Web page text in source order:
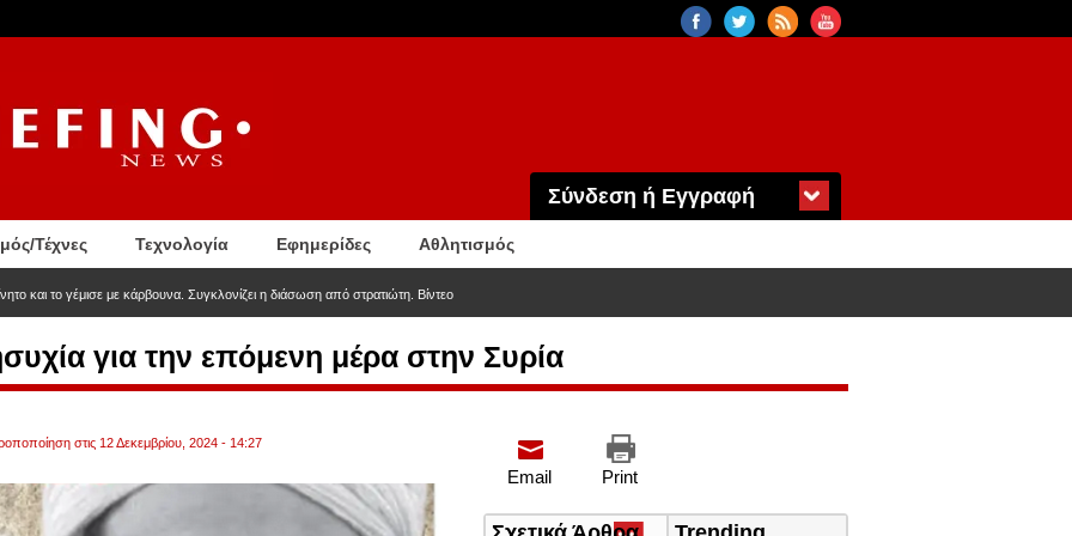
Σύνδεση ή Εγγραφή
Τέχνες Τεχνολογία Εφημερίδες Αθλητισμός
και το γέμισε με κάρβουνα. Συγκλονίζει η διάσωση από στρατιώτη. Βίντεο
για την επόμενη μέρα στην Συρία
στις 12 Δεκεμβρίου, 2024 - 14:27
Print
Email